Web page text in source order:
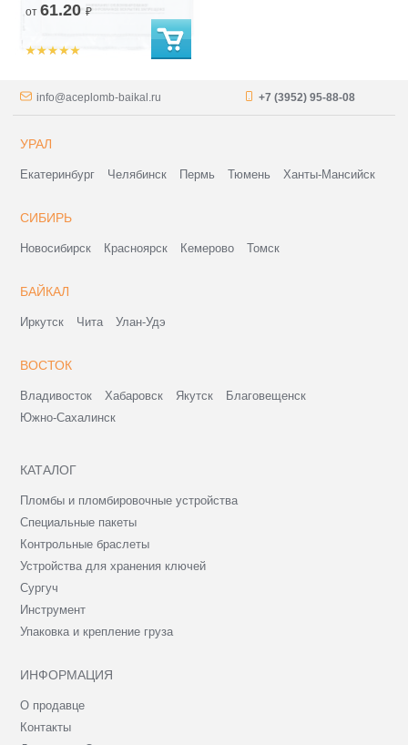
от 61.20 ₽
info@aceplomb-baikal.ru +7 (3952) 95-88-08
УРАЛ
Екатеринбург Челябинск Пермь Тюмень Ханты-Мансийск
СИБИРЬ
Новосибирск Красноярск Кемерово Томск
БАЙКАЛ
Иркутск Чита Улан-Удэ
ВОСТОК
Владивосток Хабаровск Якутск
Благовещенск
Южно-Сахалинск
КАТАЛОГ
Пломбы и пломбировочные устройства
Специальные пакеты
Контрольные браслеты
Устройства для хранения ключей
Сургуч
Инструмент
Упаковка и крепление груза
ИНФОРМАЦИЯ
О продавце
Контакты